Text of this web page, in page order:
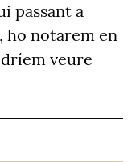
passant a
ho notarem en
veure